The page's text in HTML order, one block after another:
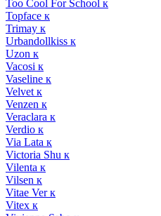
Too Cool For School к
Topface к
Trimay к
Urbandollkiss к
Uzon к
Vacosi к
Vaseline к
Velvet к
Venzen к
Veraclara к
Verdio к
Via Lata к
Victoria Shu к
Vilenta к
Vilsen к
Vitae Ver к
Vitex к